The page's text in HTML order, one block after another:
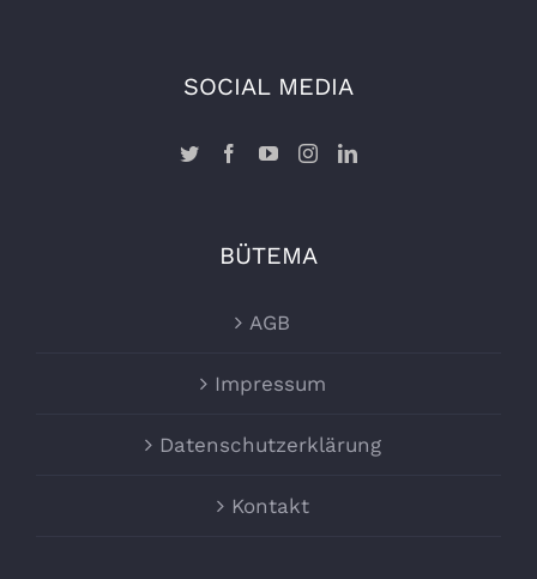
SOCIAL MEDIA
BÜTEMA
AGB
Impressum
Datenschutzerklärung
Kontakt